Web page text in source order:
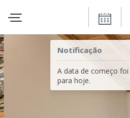
Notificação
A data de começo
para hoje.